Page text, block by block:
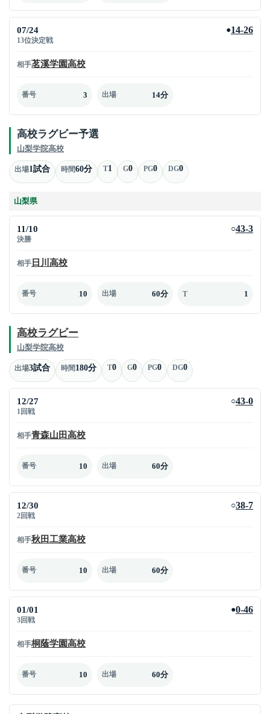
07/24
13位決定戦
●14-26
相手茗溪学園高校
番号 3 出場 14分
高校ラグビー予選
山梨学院高校
出場1試合 時間60分 T1 G0 PG0 DG0
山梨県
11/10
決勝
○43-3
相手 日川高校
番号 10 出場 60分 T 1
高校ラグビー
山梨学院高校
出場3試合 時間180分 T0 G0 PG0 DG0
12/27
1回戦
○43-0
相手青森山田高校
番号 10 出場 60分
12/30
2回戦
○38-7
相手秋田工業高校
番号 10 出場 60分
01/01
3回戦
●0-46
相手桐蔭学園高校
番号 10 出場 60分